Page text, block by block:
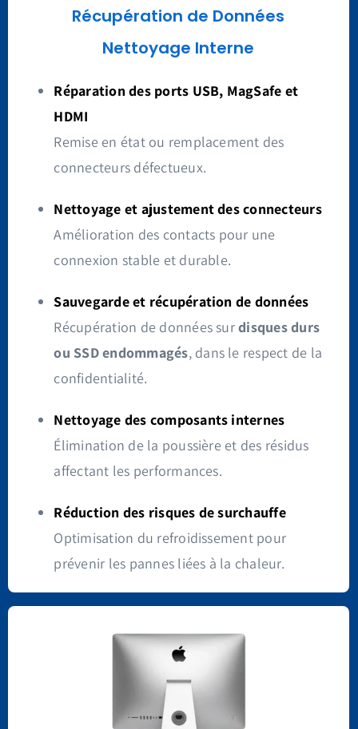
Récupération de Données
Nettoyage Interne
Réparation des ports USB, MagSafe et
HDMI
Remise en état ou remplacement des
connecteurs défectueux.
Nettoyage et ajustement des connecteurs
Amélioration des contacts pour une
connexion stable et durable.
Sauvegarde et récupération de données
Récupération de données surdisques durs
ou SSD endommagés, dans le respect de la
confidentialité.
Nettoyage des composants internes
Élimination de la poussière et des résidus
affectant les performances.
Réduction des risques de surchauffe
Optimisation du refroidissement pour
prévenir les pannes liées à la chaleur.